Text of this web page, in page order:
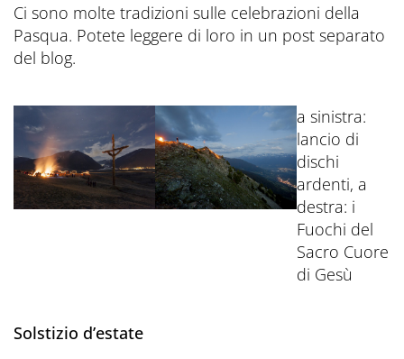
Ci sono molte tradizioni sulle celebrazioni della
Pasqua. Potete leggere di loro in un post separato
del blog.
a sinistra:
lancio di
dischi
ardenti, a
destra: i
Fuochi del
Sacro Cuore
di Gesù
Solstizio d’estate